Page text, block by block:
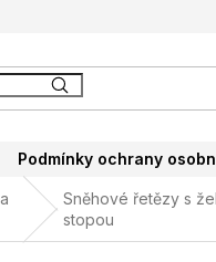
Podmínky ochrany
Sněhové řetězy s
stopou